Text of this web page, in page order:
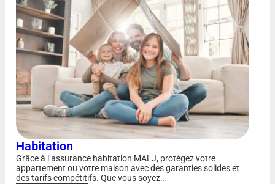
Habitation
Grâce à l’assurance habitation MALJ, protégez votre
appartement ou votre maison avec des garanties solides et
des tarifs compétitifs. Que vous soyez…